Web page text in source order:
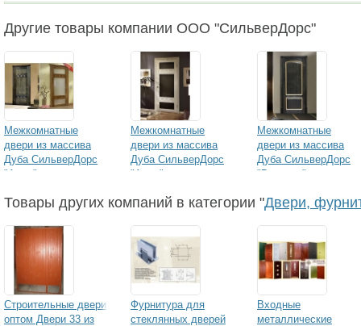
Другие товары компании ООО "СильверДорс"
Межкомнатные
двери из массива
Дуба СильверДорс
"Аида" - простая
Межкомнатные
двери из массива
Дуба СильверДорс
"Аида" - с
Межкомнатные
двери из массива
Дуба СильверДорс
"Венеция" – с
Товары других компаний в категории "Двери,
Строительные двери
оптом Двери 33 из
Фурнитура для
стеклянных дверей
Входные
металлические